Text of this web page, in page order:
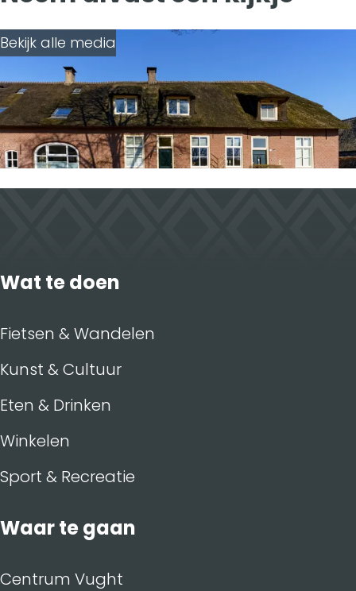
Bekijk alle media
Wat te doen
Fietsen & Wandelen
Kunst & Cultuur
Eten & Drinken
Winkelen
Sport & Recreatie
Waar te gaan
Centrum Vught